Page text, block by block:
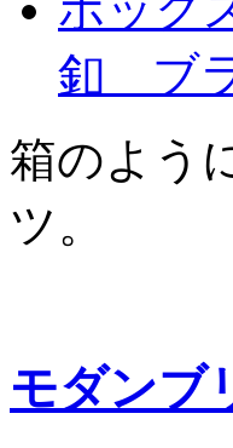
釦 ブ
箱のよう
ツ。
モダンブ